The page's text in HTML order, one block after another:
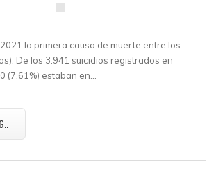
la primera causa de muerte entre los
De los 3.941 suicidios registrados en
(7,61%) estaban en…